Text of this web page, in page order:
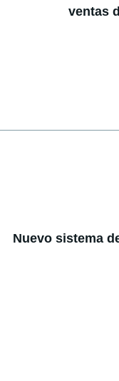
ventas
Nuevo sistema